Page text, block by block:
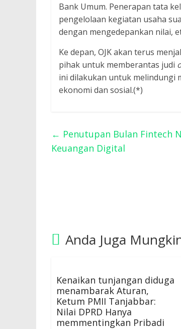
Bank Umum. Penerapan tata
pengelolaan kegiatan usaha
dengan mengedepankan nilai,
Ke depan, OJK akan terus
pihak untuk memberantas judi
ini dilakukan untuk melindungi
ekonomi dan sosial.(*)
← Penutupan Bulan Fintech
Keuangan Digital
Anda Juga
Kenaikan tunjangan diduga
menambarak Aturan,
Ketum PMII Tanjabbar:
Nilai DPRD Hanya
memmentingkan Pribadi